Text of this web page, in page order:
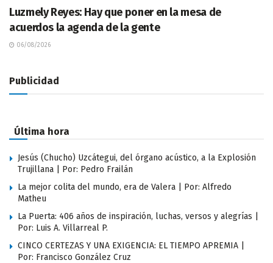
Luzmely Reyes: Hay que poner en la mesa de
acuerdos la agenda de la gente
06/08/2026
Publicidad
Última hora
Jesús (Chucho) Uzcátegui, del órgano acústico, a la Explosión
Trujillana | Por: Pedro Frailán
La mejor colita del mundo, era de Valera | Por: Alfredo
Matheu
La Puerta: 406 años de inspiración, luchas, versos y alegrías |
Por: Luis A. Villarreal P.
CINCO CERTEZAS Y UNA EXIGENCIA: EL TIEMPO APREMIA |
Por: Francisco González Cruz